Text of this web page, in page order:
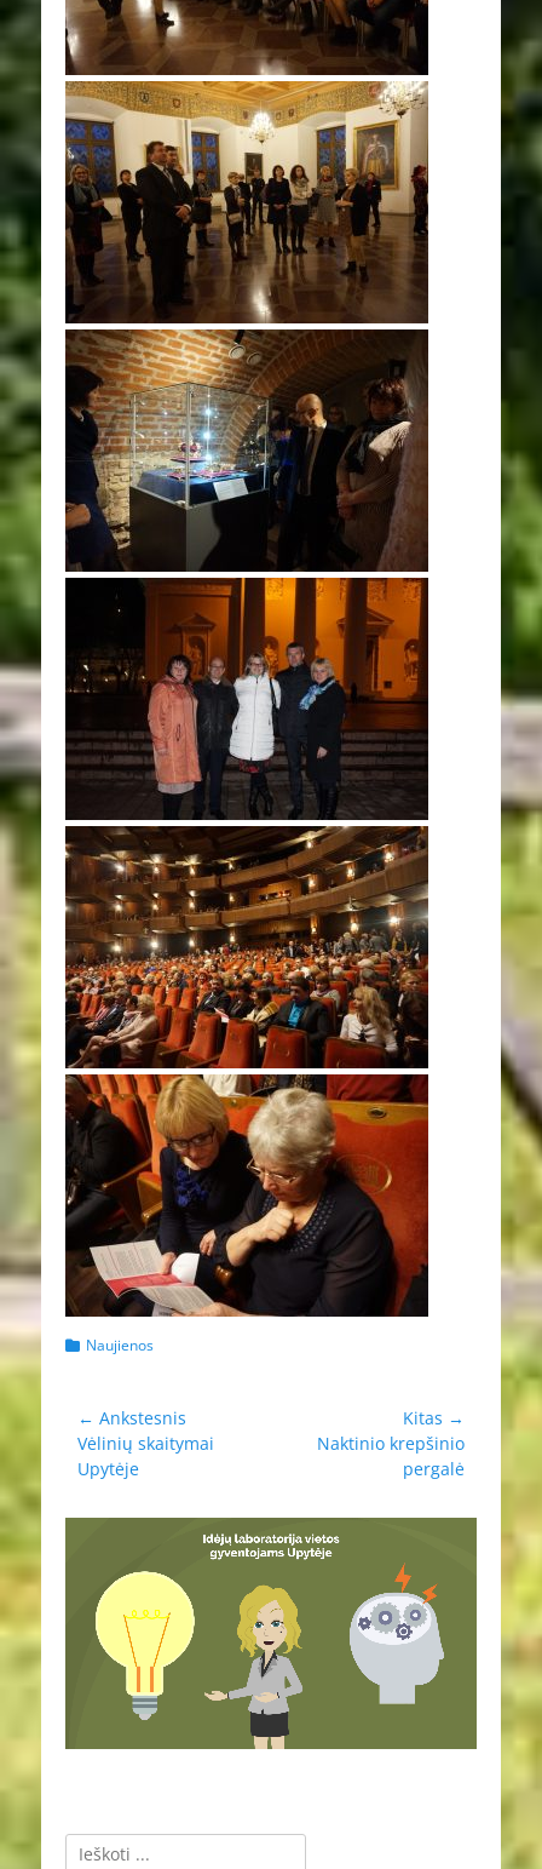
Kategorijos
Naujienos
Navigacija
tarp
įrašų
← Ankstesnis
Ankstesnis
įrašas:
Vėlinių skaitymai
Upytėje
Kitas →
Naktinio krepšinio
pergalė
Ieškoti: